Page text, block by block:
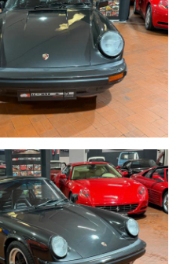
E
DI TENERE CONTO DELLE